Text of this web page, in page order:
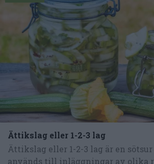
Ättikslag eller 1-2-3 lag
Ättikslag eller 1-2-3 lag är en sötsur
används till inläggningar av olika